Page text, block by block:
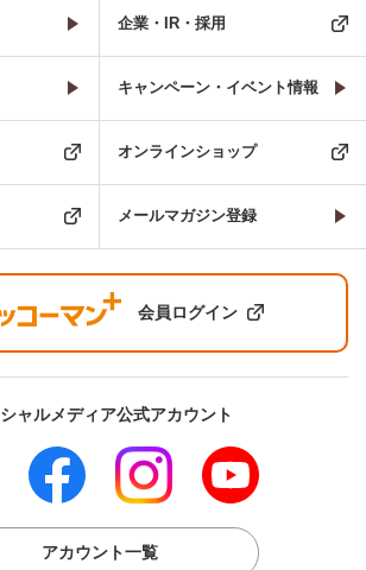
企業・IR・採用
キャンペーン・イベント情報
オンラインショップ
メールマガジン登録
会員ログイン
ャルメディア公式アカウント
アカウント一覧